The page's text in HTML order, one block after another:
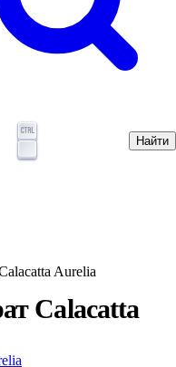
Найти
Aurelia
Calacatta